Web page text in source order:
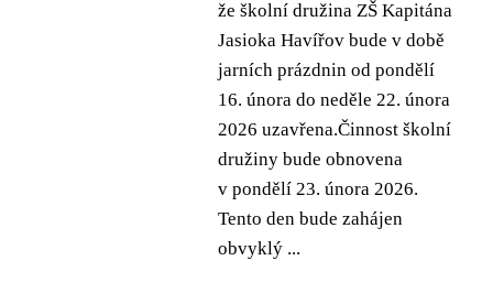
že školní družina ZŠ Kapitána
Jasioka Havířov bude v době
jarních prázdnin od pondělí
16. února do neděle 22. února
2026 uzavřena.Činnost školní
družiny bude obnovena
v pondělí 23. února 2026.
Tento den bude zahájen
obvyklý ...